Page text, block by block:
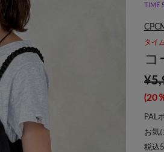
TIME
タイ
コ
(20
PAL
お気
税込